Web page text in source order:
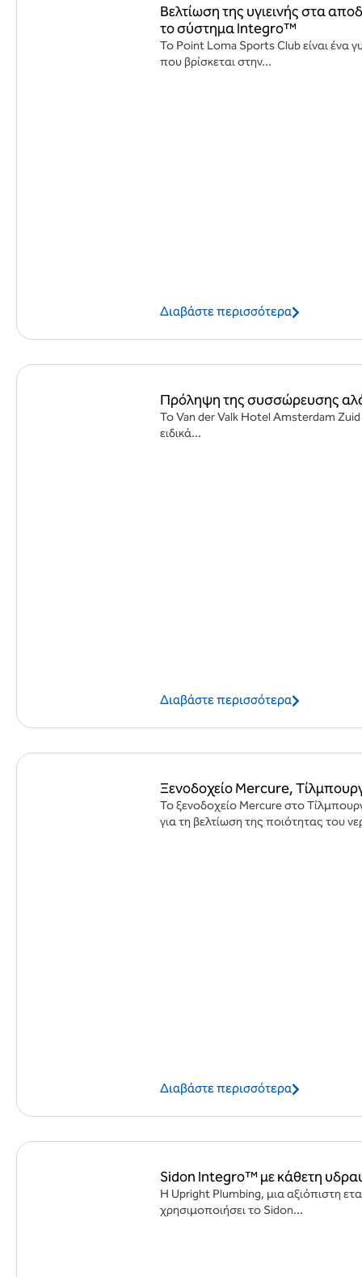
Βελτίωση της υγιεινής στα
το σύστημα Integro™
Το Point Loma Sports Club είναι ένα
που βρίσκεται στην...
Διαβάστε περισσότερα
Πρόληψη της συσσώρευσης
Το Van der Valk Hotel Amsterdam
ειδικά...
Διαβάστε περισσότερα
Ξενοδοχείο Mercure,
Το ξενοδοχείο Mercure στο
για τη βελτίωση της ποιότητας του
Διαβάστε περισσότερα
Sidon Integro™ με κάθετη
Η Upright Plumbing, μια αξιόπιστη
χρησιμοποιήσει το Sidon...